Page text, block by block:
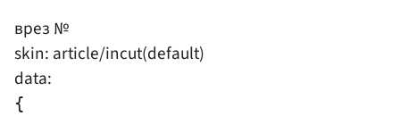
врез №
skin: article/incut(default)
data:
{